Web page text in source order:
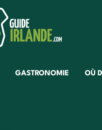
GASTRONOMIE OÙ